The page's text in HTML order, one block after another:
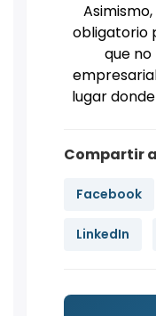
obligatorio
que
lugar
Compartir
Facebook
LinkedIn